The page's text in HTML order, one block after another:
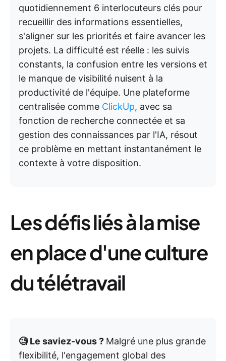
quotidiennement 6 interlocuteurs clés pour
recueillir des informations essentielles,
s'aligner sur les priorités et faire avancer les
projets. La difficulté est réelle : les suivis
constants, la confusion entre les versions et
le manque de visibilité nuisent à la
productivité de l'équipe. Une plateforme
centralisée comme ClickUp, avec sa
fonction de recherche connectée et sa
gestion des connaissances par l'IA, résout
ce problème en mettant instantanément le
contexte à votre disposition.
Les défis liés à la mise
en place d'une culture
du télétravail
🧐 Le saviez-vous ? Malgré une plus grande
flexibilité, l'engagement global des